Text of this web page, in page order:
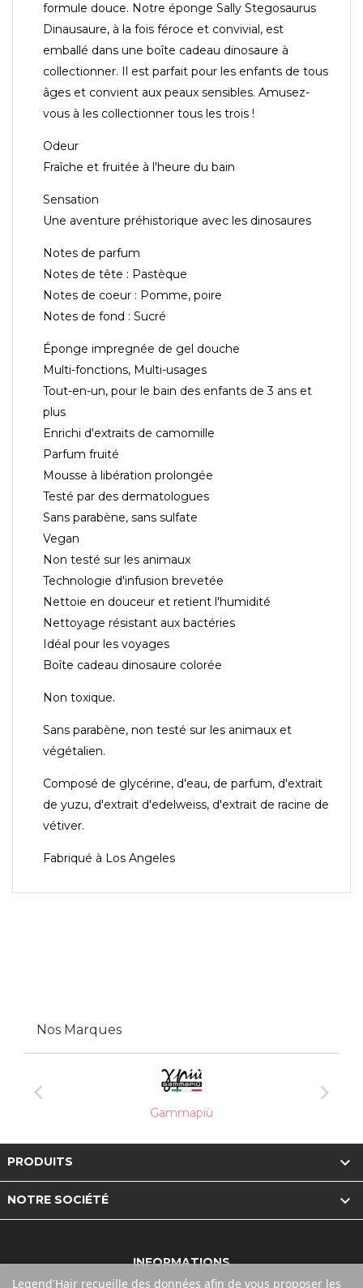
formule douce. Notre éponge Sally Stegosaurus
Dinausaure, à la fois féroce et convivial, est
emballé dans une boîte cadeau dinosaure à
collectionner. Il est parfait pour les enfants de tous
âges et convient aux peaux sensibles. Amusez-
vous à les collectionner tous les trois !
Odeur
Fraîche et fruitée à l'heure du bain
Sensation
Une aventure préhistorique avec les dinosaures
Notes de parfum
Notes de tête : Pastèque
Notes de coeur : Pomme, poire
Notes de fond : Sucré
Éponge impregnée de gel douche
Multi-fonctions, Multi-usages
Tout-en-un, pour le bain des enfants de 3 ans et
plus
Enrichi d'extraits de camomille
Parfum fruité
Mousse à libération prolongée
Testé par des dermatologues
Sans parabène, sans sulfate
Vegan
Non testé sur les animaux
Technologie d'infusion brevetée
Nettoie en douceur et retient l'humidité
Nettoyage résistant aux bactéries
Idéal pour les voyages
Boîte cadeau dinosaure colorée
Non toxique.
Sans parabène, non testé sur les animaux et
végétalien.
Composé de glycérine, d'eau, de parfum, d'extrait
de yuzu, d'extrait d'edelweiss, d'extrait de racine de
vétiver.
Fabriqué à Los Angeles
Nos Marques

Gammapiù

PRODUITS 
NOTRE SOCIÉTÉ 
Legend'Hair recueille des données afin de vous proposer les
INFORMATIONS